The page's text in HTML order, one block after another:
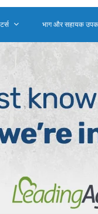
भाग और सहायक